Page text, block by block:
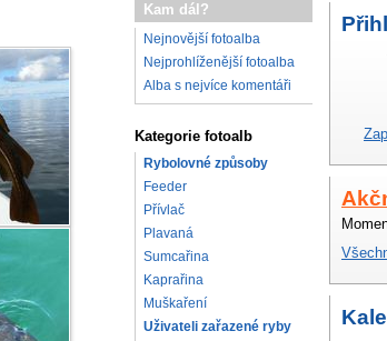
Kam dál?
Nejnovější fotoalba
Nejprohlíženější fotoalba
Alba s nejvíce komentáři
Kategorie fotoalb
Rybolovné způsoby
Feeder
Přívlač
Plavaná
Sumcařina
Kaprařina
Muškaření
Uživateli zařazené ryby